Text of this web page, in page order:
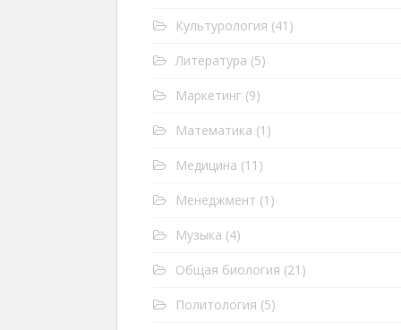
Культурология (41)
Литература (5)
Маркетинг (9)
Математика (1)
Медицина (11)
Менеджмент (1)
Музыка (4)
Общая биология (21)
Политология (5)